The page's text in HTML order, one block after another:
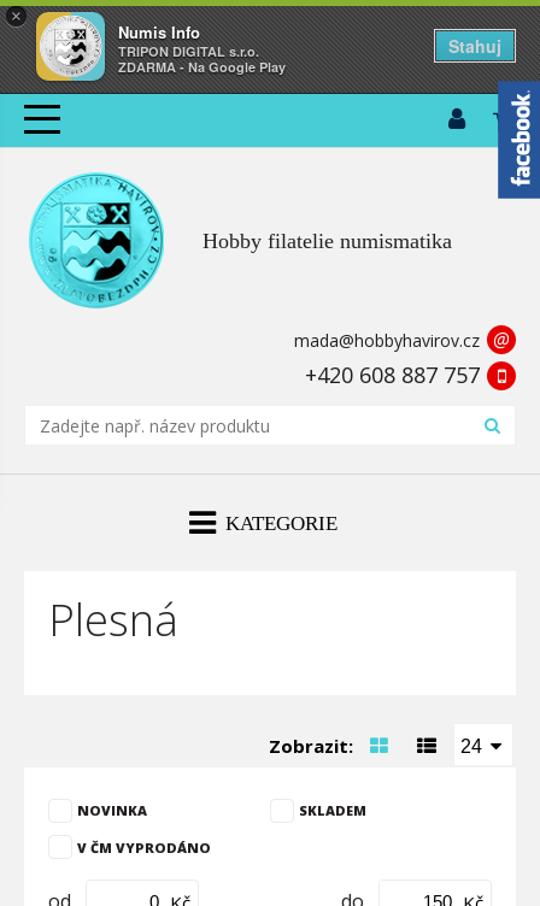
×
Numis Info
TRIPON DIGITAL s.r.o.
ZDARMA - Na Google Play
Stahuj
Hobby filatelie numismatika
mada@hobbyhavirov.cz @
+420 608 887 757
KATEGORIE
Plesná
Zobrazit: 24
NOVINKA SKLADEM
V ČM VYPRODÁNO